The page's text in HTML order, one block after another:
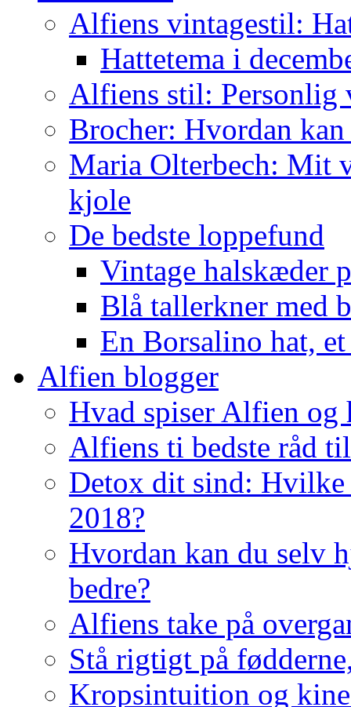
Alfiens vintagestil:
Hattetema i
Alfiens stil: Personlig
Brocher: Hvordan
Maria Olterbech: Mit
kjole
De bedste loppefund
Vintage halskæder
Blå tallerkner med
En Borsalino hat,
Alfien blogger
Hvad spiser Alfien og
Alfiens ti bedste råd
Detox dit sind:
2018?
Hvordan kan du selv
bedre?
Alfiens take på
Stå rigtigt på
Kropsintuition og